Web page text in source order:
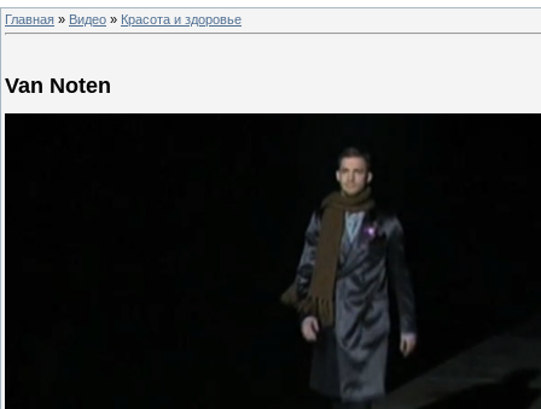
Главная » Видео » Красота и здоровье
Van Noten